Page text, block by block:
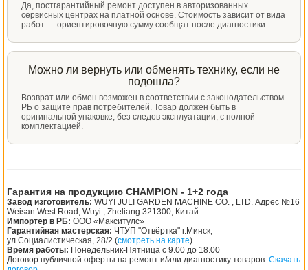
Да, постгарантийный ремонт доступен в авторизованных
сервисных центрах на платной основе. Стоимость зависит от вида
работ — ориентировочную сумму сообщат после диагностики.
Можно ли вернуть или обменять технику, если не
подошла?
Возврат или обмен возможен в соответствии с законодательством
РБ о защите прав потребителей. Товар должен быть в
оригинальной упаковке, без следов эксплуатации, с полной
комплектацией.
Гарантия на продукцию CHAMPION - 1+2 года
Завод изготовитель: WUYI JULI GARDEN MACHINE CO. , LTD. Адрес №16
Weisan West Road, Wuyi , Zheliang 321300, Китай
Импортер в РБ: ООО «Макситулс»
Гарантийная мастерская: ЧТУП "Отвёртка" г.Минск,
ул.Социалистическая, 28/2 (смотреть на карте)
Время работы: Понедельник-Пятница с 9.00 до 18.00
Договор публичной оферты на ремонт и/или диагностику товаров. Скачать